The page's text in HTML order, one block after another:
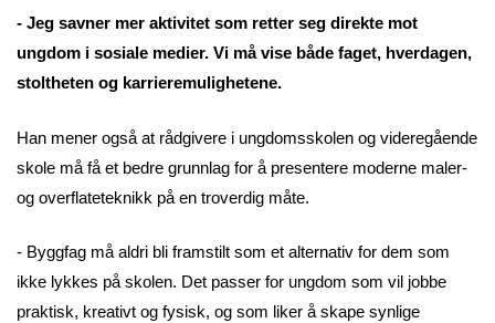
- Jeg savner mer aktivitet som retter seg direkte mot
ungdom i sosiale medier. Vi må vise både faget, hverdagen,
stoltheten og karrieremulighetene.
Han mener også at rådgivere i ungdomsskolen og videregående
skole må få et bedre grunnlag for å presentere moderne maler-
og overflateteknikk på en troverdig måte.
- Byggfag må aldri bli framstilt som et alternativ for dem som
ikke lykkes på skolen. Det passer for ungdom som vil jobbe
praktisk, kreativt og fysisk, og som liker å skape synlige